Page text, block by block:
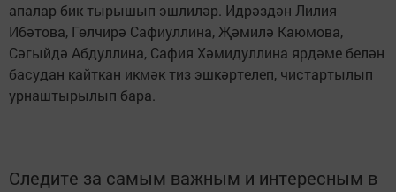
апалар бик тырышып эшлиләр. Идрәздән Лилия
Ибәтова, Гөлчирә Сафиуллина, Җәмилә Каюмова,
Сәгыйдә Абдуллина, Сафия Хәмидуллина ярдәме белән
басудан кайткан икмәк тиз эшкәртелеп, чистартылып
урнаштырылып бара.
Следите за самым важным и интересным в